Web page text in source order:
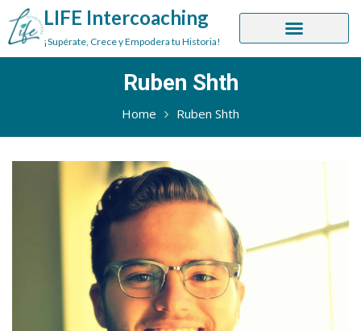
LIFE Intercoaching
¡Supérate, Crece y Empodera tu Historia!
Ruben Shth
Home Ruben Shth